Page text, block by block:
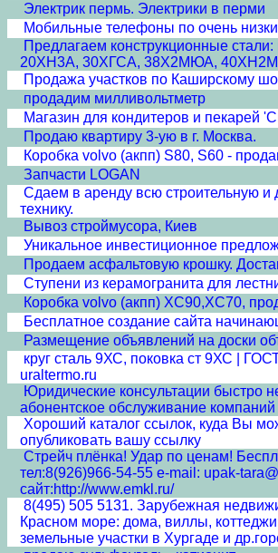
Электрик пермь. Электрики в перми
Мобильные телефоны по очень
Предлагаем конструкционные
20ХН3А, 30ХГСА, 38Х2МЮА,
Продажа участков по Каширскому
продадим милливольтметр
Магазин для кондитеров и пекарей
Продаю квартиру 3-ую в г. Москва.
Коробка volvo (акпп) S80, S60 -
Запчасти LOGAN
Сдаем в аренду всю строительную и
технику.
Вывоз строймусора, Киев
Уникальное инвестиционное
Продаем асфальтовую крошку.
Ступени из керамогранита для
Коробка volvo (акпп) XC90,XC70,
Бесплатное создание сайта
Размещение объявлений на доски
круг сталь 9ХС, поковка ст 9ХС |
uraltermo.ru
Юридические консультации быстро
абонентское обслуживание компаний
Хороший каталог ссылок, куда Вы
опубликовать вашу ссылку
Стрейч плёнка! Удар по ценам!
тел:8(926)966-54-55 e-mail: upak-
сайт:http://www.emkl.ru/
8(495) 505 5131. Зарубежная
Красном море: дома, виллы,
земельные участки в Хургаде и